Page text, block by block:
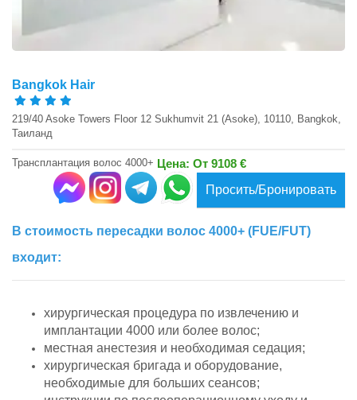
Bangkok Hair
219/40 Asoke Towers Floor 12 Sukhumvit 21 (Asoke), 10110, Bangkok,
Таиланд
Трансплантация волос 4000+ Цена: От 9108 €
Просить/Бронировать
В стоимость пересадки волос 4000+ (FUE/FUT)
входит:
хирургическая процедура по извлечению и
имплантации 4000 или более волос;
местная анестезия и необходимая седация;
хирургическая бригада и оборудование,
необходимые для больших сеансов;